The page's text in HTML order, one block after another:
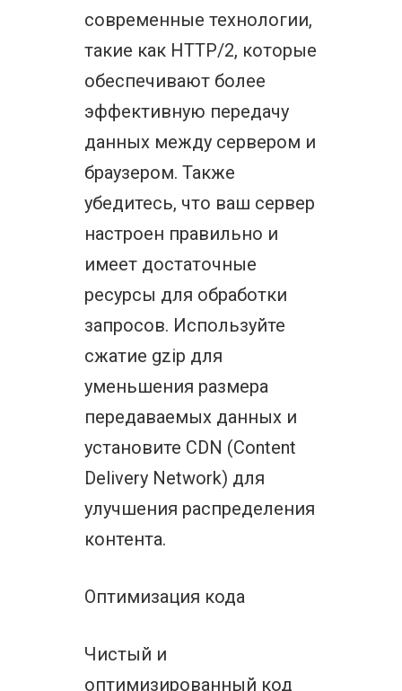
современные технологии,
такие как HTTP/2, которые
обеспечивают более
эффективную передачу
данных между сервером и
браузером. Также
убедитесь, что ваш сервер
настроен правильно и
имеет достаточные
ресурсы для обработки
запросов. Используйте
сжатие gzip для
уменьшения размера
передаваемых данных и
установите CDN (Content
Delivery Network) для
улучшения распределения
контента.
Оптимизация кода
Чистый и
оптимизированный код